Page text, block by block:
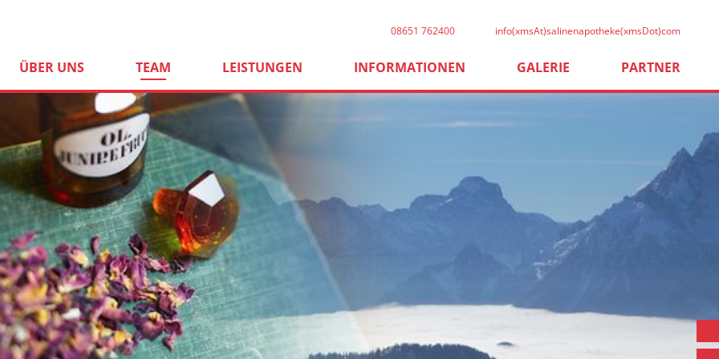
08651 762400 info(xmsAt)salinenapotheke(xmsDot)com
ÜBER UNS TEAM LEISTUNGEN INFORMATIONEN GALERIE PARTNER
Loading...